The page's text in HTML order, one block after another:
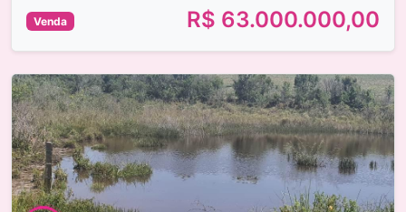
Venda R$ 63.000.000,00